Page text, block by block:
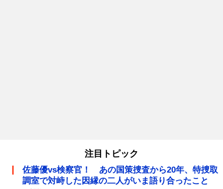
注目トピック
佐藤優vs検察官！ あの国策捜査から20年、特捜取
調室で対峙した因縁の二人がいま語り合ったこと